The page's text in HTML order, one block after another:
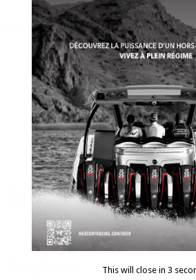
Previous
Première impression : Honda,
McLaren 300 hp
Formula 430
récent populaire commentaires balises
Bilan du Bateau à flot de
Accessoires
This will close in 2